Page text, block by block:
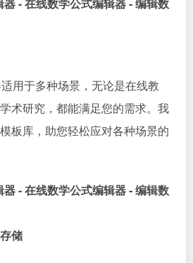
用于多种场景，无论是在线教
术研究，都能满足您的需求。我
板库，助您轻松应对各种场景的
储